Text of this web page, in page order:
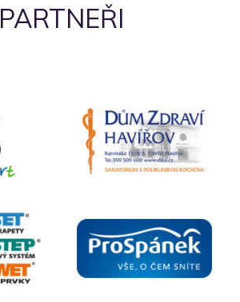
PARTNEŘI